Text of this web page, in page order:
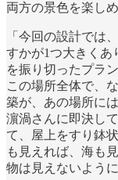
両方の景色を楽しめ
「今回の設計では
すかが1つ大きくあ
を振り切ったプラ
この場所全体で、
築が、あの場所に
濵渦さんに即決し
て、屋上をすり鉢
も見えれば、海も
物は見えないよう